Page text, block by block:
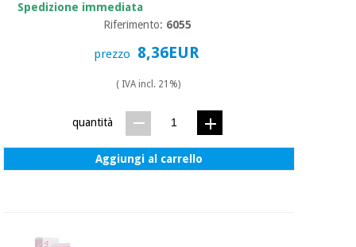
Spedizione immediata
Riferimento: 6055
prezzo 8,36EUR
( IVA incl. 21%)
quantità
Aggiungi al carrello